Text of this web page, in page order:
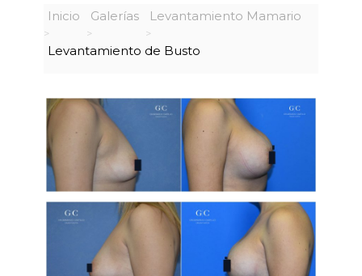
Inicio Galerías Levantamiento Mamario
Levantamiento de Busto